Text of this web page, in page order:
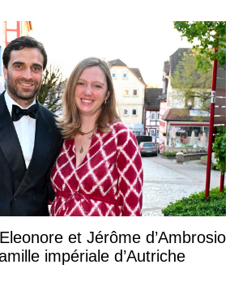
et Jérôme d’Ambrosio
impériale d’Autriche